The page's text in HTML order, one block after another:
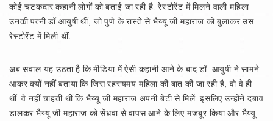
कोई चटकदार कहानी लोगों को बताई जा रही है. रेस्टोरेंट में मिलने वाली महिला
उनकी पत्नी डॉ आयुषी थीं, जो पुणे के रास्ते से भैय्यू जी महाराज को बुलाकर उस
रेस्टोरेंट में मिली थीं.
अब सवाल यह उठता है कि मीडिया में ऐसी कहानी आने के बाद डॉ. आयुषी ने सामने
आकर क्यों नहीं बताया कि जिस रहस्यमय महिला की बात की जा रही है, वो वे ही
थीं. वे नहीं चाहती थीं कि भैय्यू जी महाराज अपनी बेटी से मिलें. इसलिए उन्होंने दबाव
डालकर भैय्यू जी महाराज को सेंधवा से वापस आने के लिए मजबूर किया और भैय्यू